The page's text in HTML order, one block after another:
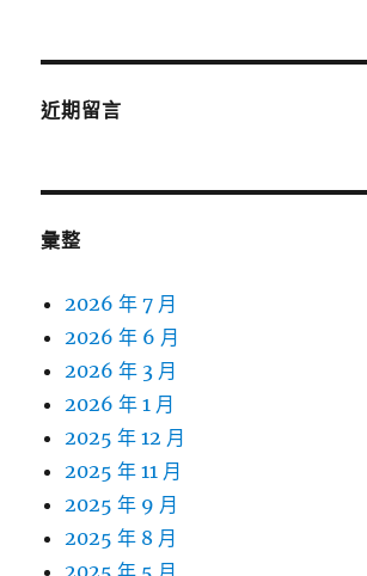
近期留言
彙整
2026 年 7 月
2026 年 6 月
2026 年 3 月
2026 年 1 月
2025 年 12 月
2025 年 11 月
2025 年 9 月
2025 年 8 月